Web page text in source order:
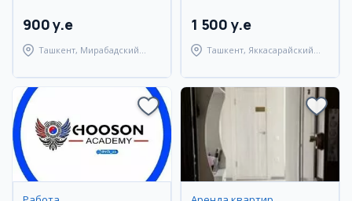
900 y.e
Ташкент, Мирабадский
1 500 y.e
Ташкент, Яккасарайский